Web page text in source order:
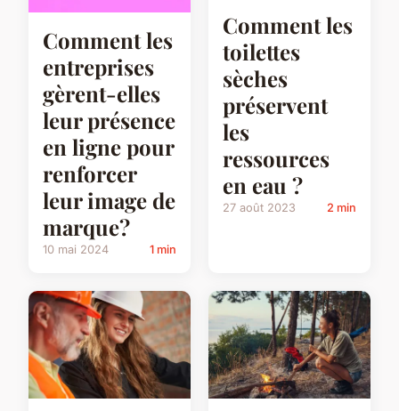
Comment les
entreprises
gèrent-elles
leur présence
en ligne pour
renforcer
leur image de
marque?
10 mai 2024 1 min
Comment les
toilettes
sèches
préservent
les
ressources
en eau ?
27 août 2023 2 min